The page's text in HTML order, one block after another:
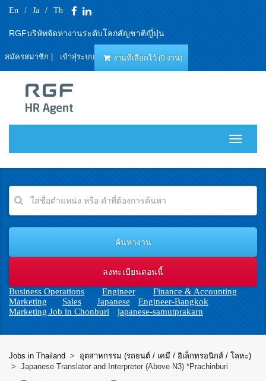
En / Ja / Th
RGFบริษัทจัดหางานระดับโลกสัญชาติญี่ปุ่น
สมัครสมาชิก| เข้าสุ่ระบบ งานที่เลือกไว้ (0 งาน)
T
e
i
g
Business Operations Engineer
Finance & Accounting
Marketing
Sales Japanese
Engineer-Bangkok
Marketing Job in Chonburi
japanese-samutprakarn
Jobs in Thailand > อุตสาหกรรม (รถยนต์ / เคมี / อิเล็กทรอนิกส์ / โลหะ)
> Japanese Translator and Interpreter (Above N3) *Prachinburi